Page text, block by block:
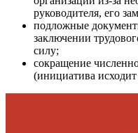
руководителя, его
подложные
заключении
силу;
сокращение
(инициатива исходит